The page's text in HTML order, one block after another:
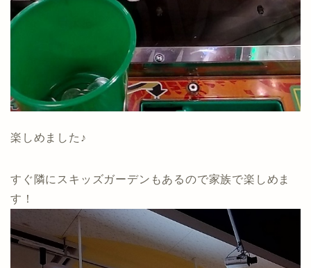
楽しめました♪
すぐ隣にスキッズガーデンもあるので家族で楽しめま
す！